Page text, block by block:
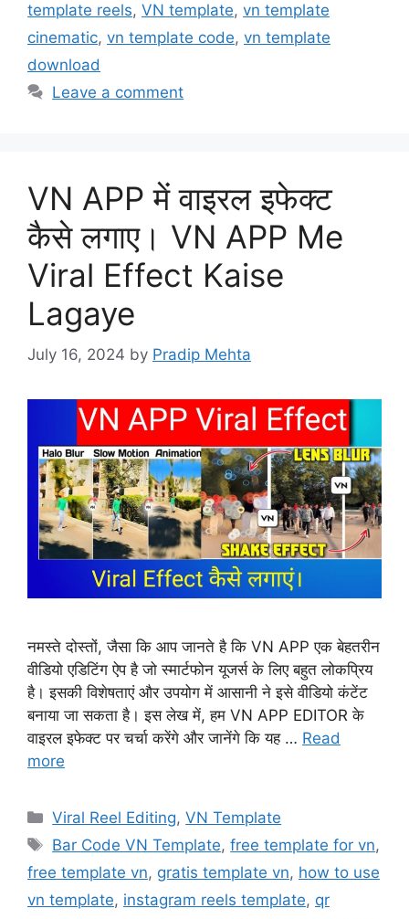
template reels, VN template, vn template
cinematic, vn template code, vn template
download
Leave a comment
VN APP में वाइरल इफेक्ट
कैसे लगाए। VN APP Me
Viral Effect Kaise
Lagaye
July 16, 2024 by Pradip Mehta
नमस्ते दोस्तों, जैसा कि आप जानते है कि VN APP एक बेहतरीन
वीडियो एडिटिंग ऐप है जो स्मार्टफोन यूजर्स के लिए बहुत लोकप्रिय
है। इसकी विशेषताएं और उपयोग में आसानी ने इसे वीडियो कंटेंट
बनाया जा सकता है। इस लेख में, हम VN APP EDITOR के
वाइरल इफेक्ट पर चर्चा करेंगे और जानेंगे कि यह … Read
more
Categories
Viral Reel Editing,VN Template
Tags
Bar Code VN Template,free template for vn,
free template vn, gratis template vn, how to use
vn template, instagram reels template, qr